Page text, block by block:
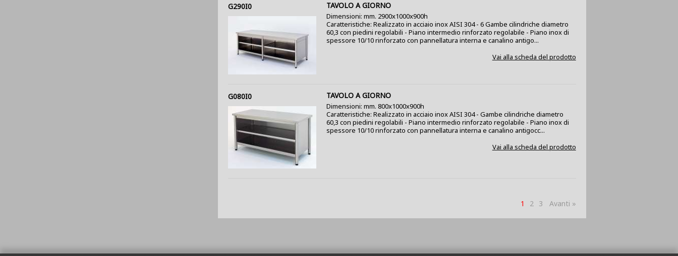
G290I0 TAVOLO A GIORNO
Dimensioni: mm. 2900x1000x900h
Caratteristiche: Realizzato in acciaio inox AISI 304 - 6 Gambe cilindriche diametro
60,3 con piedini regolabili - Piano intermedio rinforzato regolabile - Piano inox di
spessore 10/10 rinforzato con pannellatura interna e canalino antigo...
Vai alla scheda del prodotto
G080I0 TAVOLO A GIORNO
Dimensioni: mm. 800x1000x900h
Caratteristiche: Realizzato in acciaio inox AISI 304 - Gambe cilindriche diametro
60,3 con piedini regolabili - Piano intermedio rinforzato regolabile - Piano inox di
spessore 10/10 rinforzato con pannellatura interna e canalino antigocc...
Vai alla scheda del prodotto
1 2 3 Avanti »